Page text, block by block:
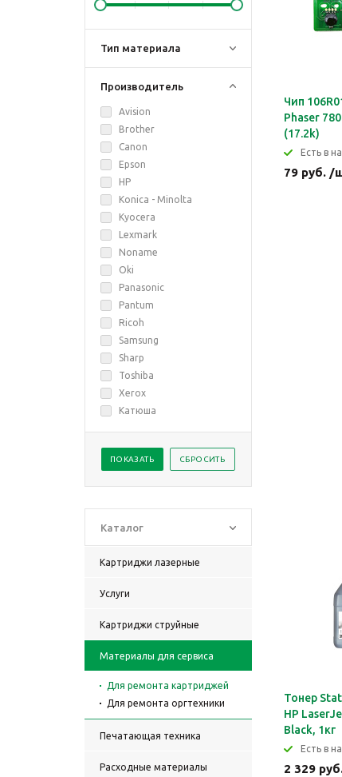
Тип материала
Производитель
Avision
Brother
Canon
Epson
HP
Konica - Minolta
Kyocera
Lexmark
Noname
Oki
Panasonic
Pantum
Ricoh
Samsung
Sharp
Toshiba
Xerox
Катюша
Каталог
Картриджи лазерные
Услуги
Картриджи струйные
Материалы для сервиса
Для ремонта картриджей
Для ремонта оргтехники
Печатающая техника
Расходные материалы
Чип
Phaser
(17.2k)
Eсть в
79 руб. /
Тонер
HP
Black, 1кг
Eсть в
2 329